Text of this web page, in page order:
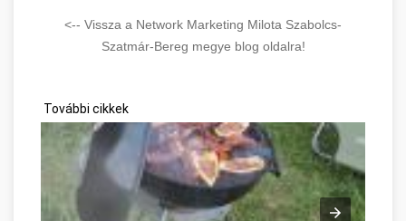
<-- Vissza a Network Marketing Milota Szabolcs-
Szatmár-Bereg megye blog oldalra!
További cikkek